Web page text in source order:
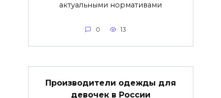
актуальными нормативами
0 13
Производители одежды для
девочек в России